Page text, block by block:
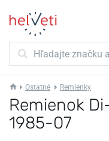
Ostatné Remienky
Remienok
1985-07